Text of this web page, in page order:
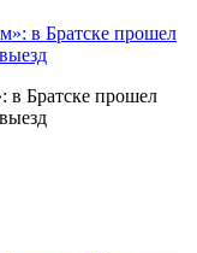
в Братске прошел